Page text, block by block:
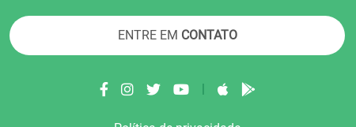
ENTRE EM CONTATO
|